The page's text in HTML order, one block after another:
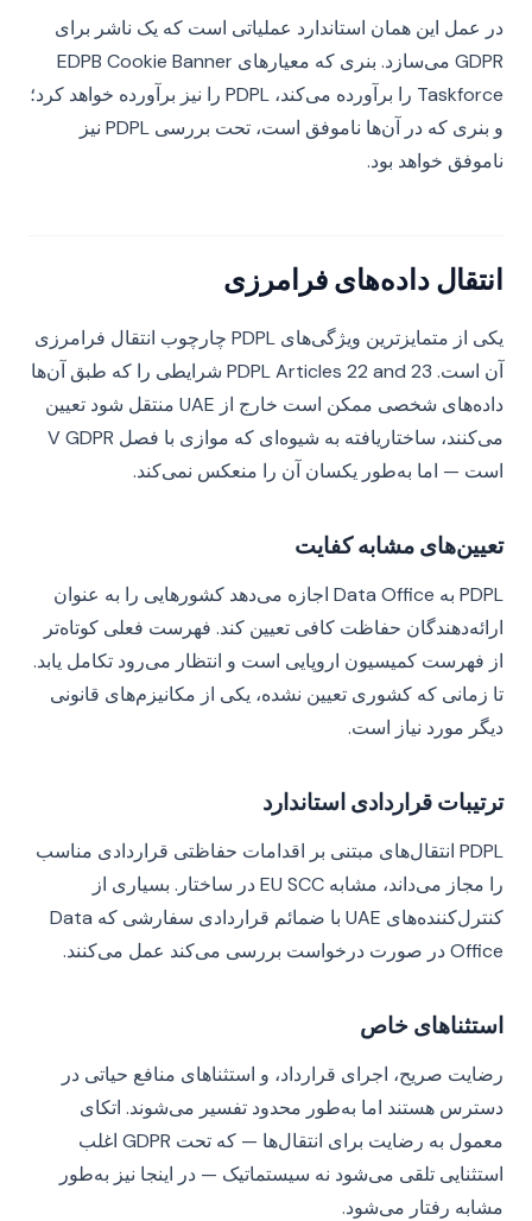
در عمل این همان استاندارد عملیاتی است که یک ناشر برای
GDPR می‌سازد. بنری که معیارهای EDPB Cookie Banner
Taskforce را برآورده می‌کند، PDPL را نیز برآورده خواهد کرد؛
و بنری که در آن‌ها ناموفق است، تحت بررسی PDPL نیز
ناموفق خواهد بود.
انتقال داده‌های فرامرزی
یکی از متمایزترین ویژگی‌های PDPL چارچوب انتقال فرامرزی
آن است. PDPL Articles 22 and 23 شرایطی را که طبق آن‌ها
داده‌های شخصی ممکن است خارج از UAE منتقل شود تعیین
می‌کنند، ساختاریافته به شیوه‌ای که موازی با فصل V GDPR
است — اما به‌طور یکسان آن را منعکس نمی‌کند.
تعیین‌های مشابه کفایت
PDPL به Data Office اجازه می‌دهد کشورهایی را به عنوان
ارائه‌دهندگان حفاظت کافی تعیین کند. فهرست فعلی کوتاه‌تر
از فهرست کمیسیون اروپایی است و انتظار می‌رود تکامل یابد.
تا زمانی که کشوری تعیین نشده، یکی از مکانیزم‌های قانونی
دیگر مورد نیاز است.
ترتیبات قراردادی استاندارد
PDPL انتقال‌های مبتنی بر اقدامات حفاظتی قراردادی مناسب
را مجاز می‌داند، مشابه EU SCC در ساختار. بسیاری از
کنترل‌کننده‌های UAE با ضمائم قراردادی سفارشی که Data
Office در صورت درخواست بررسی می‌کند عمل می‌کنند.
استثناهای خاص
رضایت صریح، اجرای قرارداد، و استثناهای منافع حیاتی در
دسترس هستند اما به‌طور محدود تفسیر می‌شوند. اتکای
معمول به رضایت برای انتقال‌ها — که تحت GDPR اغلب
استثنایی تلقی می‌شود نه سیستماتیک — در اینجا نیز به‌طور
مشابه رفتار می‌شود.